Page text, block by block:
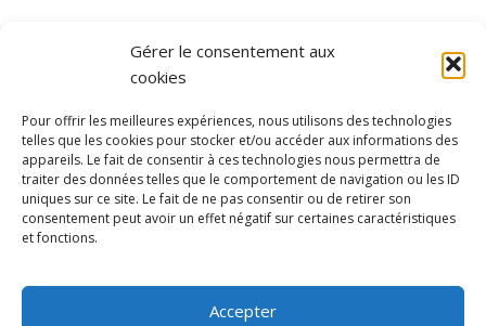
Gérer le consentement aux
cookies
Pour offrir les meilleures expériences, nous utilisons des technologies
telles que les cookies pour stocker et/ou accéder aux informations des
appareils. Le fait de consentir à ces technologies nous permettra de
traiter des données telles que le comportement de navigation ou les ID
uniques sur ce site. Le fait de ne pas consentir ou de retirer son
consentement peut avoir un effet négatif sur certaines caractéristiques
et fonctions.
Accepter
et de loisirs
Contact